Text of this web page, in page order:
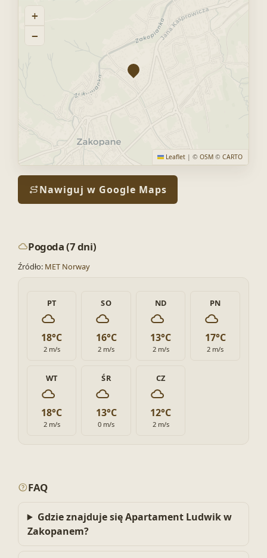
+
−
Leaflet | © OSM© CARTO
Nawiguj w Google Maps
Pogoda (7 dni)
Źródło: MET Norway
PT
18°C
2 m/s
SO
16°C
2 m/s
ND
13°C
2 m/s
PN
17°C
2 m/s
WT
18°C
2 m/s
ŚR
13°C
0 m/s
CZ
12°C
2 m/s
FAQ
Gdzie znajduje się Apartament Ludwik w
Zakopanem?